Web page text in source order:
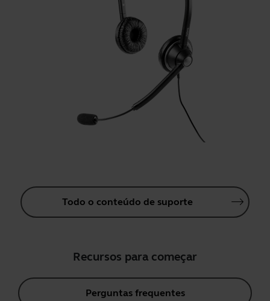
Todo o conteúdo de suporte
Recursos para começar
Perguntas frequentes